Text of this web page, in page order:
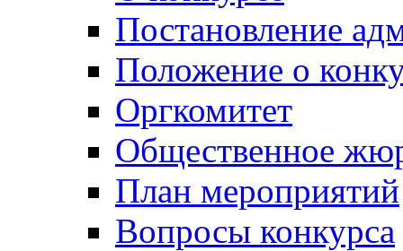
Постановление
Положение о
Оргкомитет
Общественное
План мероприятий
Вопросы конкурса